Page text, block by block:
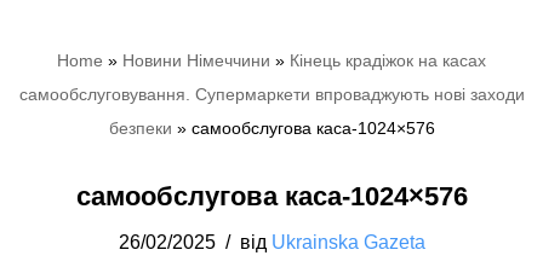
Home » Новини Німеччини » Кінець крадіжок на касах
самообслуговування. Супермаркети впроваджують нові заходи
безпеки » самообслугова каса-1024×576
самообслугова каса-1024×576
26/02/2025 від Ukrainska Gazeta